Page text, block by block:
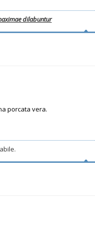
dilabuntur
porcata vera.